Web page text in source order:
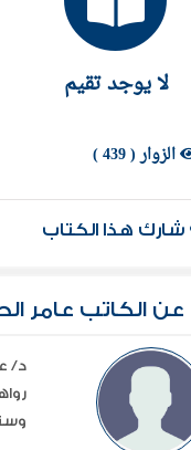
لا يوجد تقيم
الزوار ( 439 )
شارك هذا الكتاب
عن الكاتب عامر
د/
وستون ألف ( 64,000